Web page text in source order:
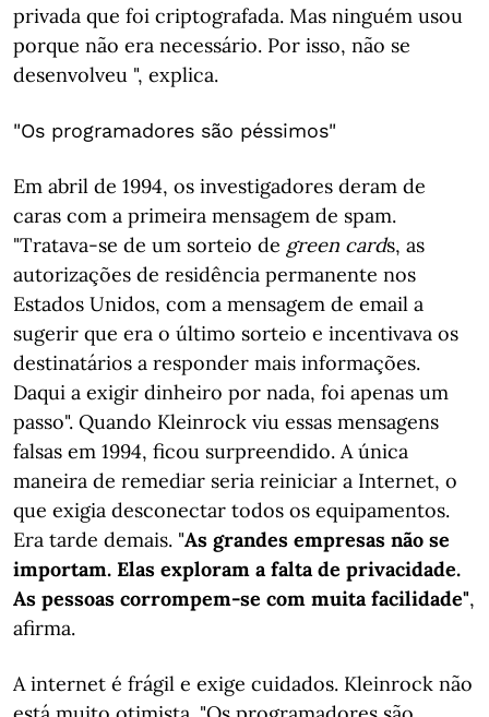
privada que foi criptografada. Mas ninguém usou
porque não era necessário. Por isso, não se
desenvolveu ", explica.
"Os programadores são péssimos"
Em abril de 1994, os investigadores deram de
caras com a primeira mensagem de spam.
"Tratava-se de um sorteio de green cards, as
autorizações de residência permanente nos
Estados Unidos, com a mensagem de email a
sugerir que era o último sorteio e incentivava os
destinatários a responder mais informações.
Daqui a exigir dinheiro por nada, foi apenas um
passo". Quando Kleinrock viu essas mensagens
falsas em 1994, ficou surpreendido. A única
maneira de remediar seria reiniciar a Internet, o
que exigia desconectar todos os equipamentos.
Era tarde demais. "As grandes empresas não se
importam. Elas exploram a falta de privacidade.
As pessoas corrompem-se com muita facilidade",
afirma.
A internet é frágil e exige cuidados. Kleinrock não